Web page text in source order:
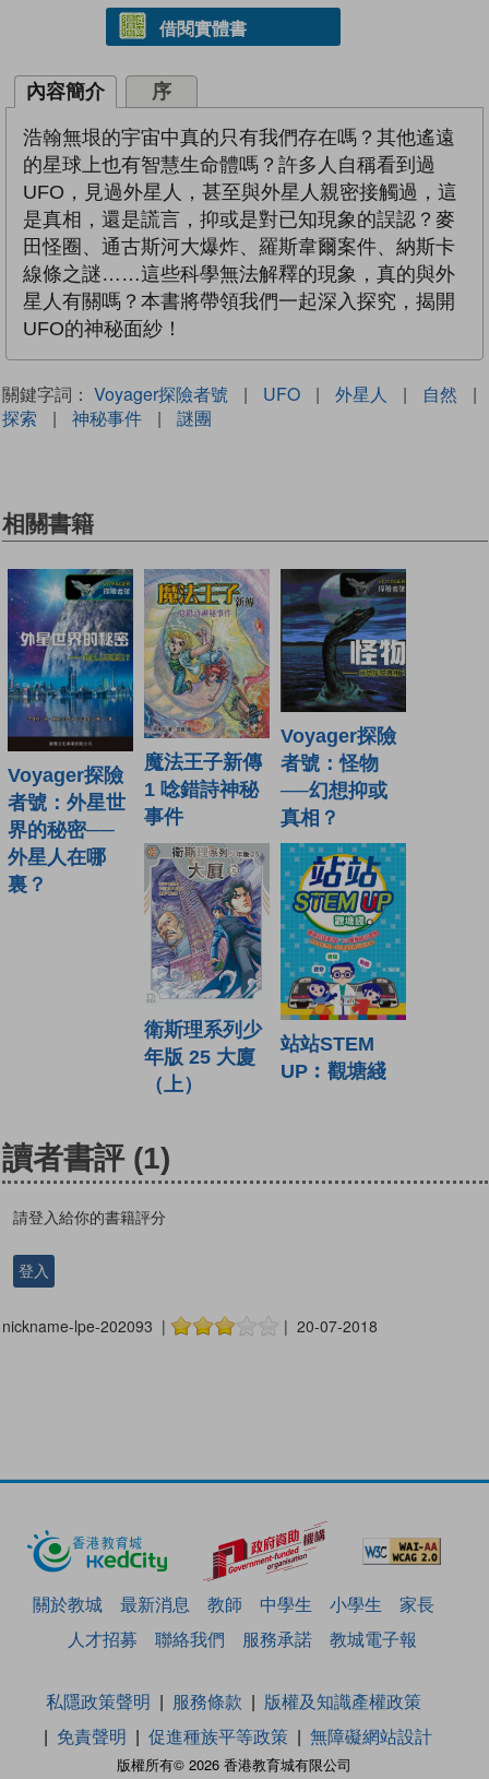
借閱實體書
內容簡介 序
浩翰無垠的宇宙中真的只有我們存在嗎？其他遙遠
的星球上也有智慧生命體嗎？許多人自稱看到過
UFO，見過外星人，甚至與外星人親密接觸過，這
是真相，還是謊言，抑或是對已知現象的誤認？麥
田怪圈、通古斯河大爆炸、羅斯韋爾案件、納斯卡
線條之謎……這些科學無法解釋的現象，真的與外
星人有關嗎？本書將帶領我們一起深入探究，揭開
UFO的神秘面紗！
關鍵字詞： Voyager探險者號 | UFO | 外星人 | 自然
|
探索
| 神秘事件 | 謎團
相關書籍
Voyager探險
者號：外星世
界的秘密──
外星人在哪
裏？
魔法王子新傳
1 唸錯詩神秘
事件
Voyager探險
者號：怪物
──幻想抑或
真相？
衛斯理系列少
年版 25 大廈
（上）
站站STEM
UP︰觀塘綫
讀者書評 (1)
請登入給你的書籍評分
登入
nickname-lpe-202093 | | 20-07-2018
關於教城 最新消息 教師 中學生 小學生
家長
人才招募
聯絡我們 服務承諾 教城電子報
版權所有© 2026 香港教育城有限公司
私隱政策聲明 服務條款
版權及知識產權政策
免責聲明
促進種族平等政策 無障礙網站設計